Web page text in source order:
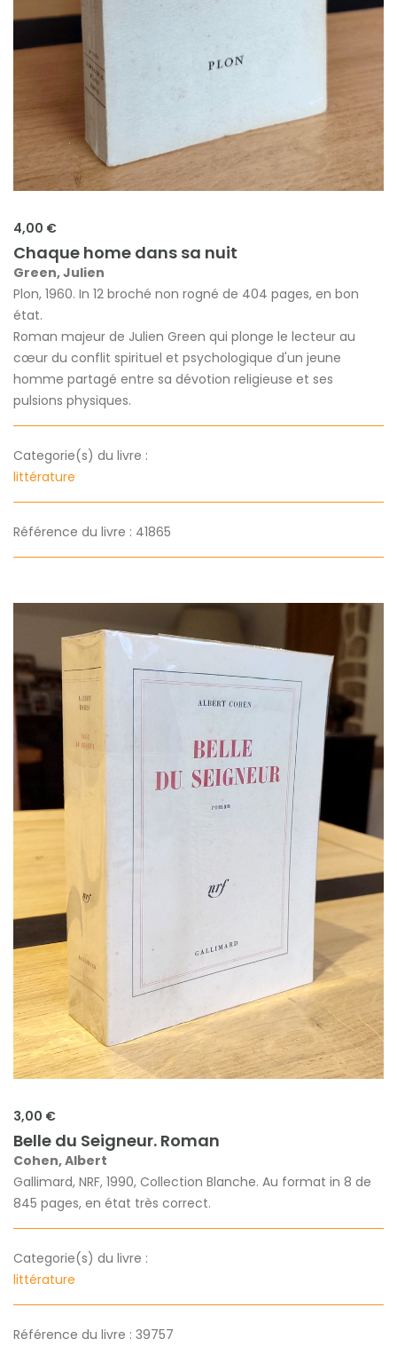
4,00 €
Chaque home dans sa nuit
Green, Julien
Plon, 1960. In 12 broché non rogné de 404 pages, en bon
état.
Roman majeur de Julien Green qui plonge le lecteur au
cœur du conflit spirituel et psychologique d'un jeune
homme partagé entre sa dévotion religieuse et ses
pulsions physiques.
Categorie(s) du livre :
littérature
Référence du livre : 41865
3,00 €
Belle du Seigneur. Roman
Cohen, Albert
Gallimard, NRF, 1990, Collection Blanche. Au format in 8 de
845 pages, en état très correct.
Categorie(s) du livre :
littérature
Référence du livre : 39757